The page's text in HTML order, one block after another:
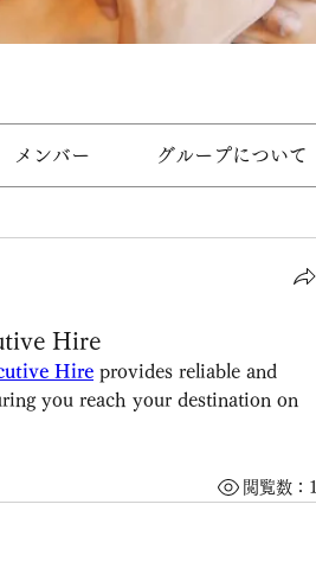
メンバー グループについて
Hire
Hire provides reliable and
you reach your destination on
閲覧数：1